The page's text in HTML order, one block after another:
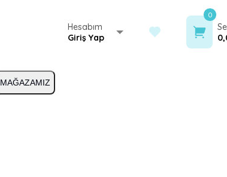
Hesabım
Giriş Yap
0
MAĞAZAMIZ